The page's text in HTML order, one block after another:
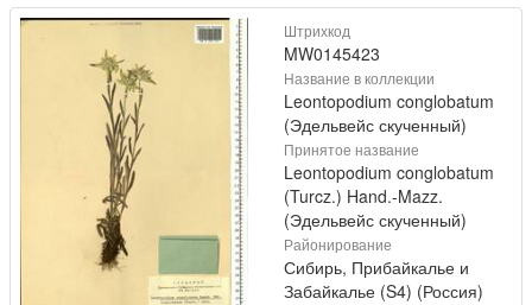
Штрихкод
MW0145423
Название в коллекции
Leontopodium conglobatum
(Эдельвейс скученный)
Принятое название
Leontopodium conglobatum
(Turcz.) Hand.-Mazz.
(Эдельвейс скученный)
Районирование
Сибирь, Прибайкалье и
Забайкалье (S4) (Россия)